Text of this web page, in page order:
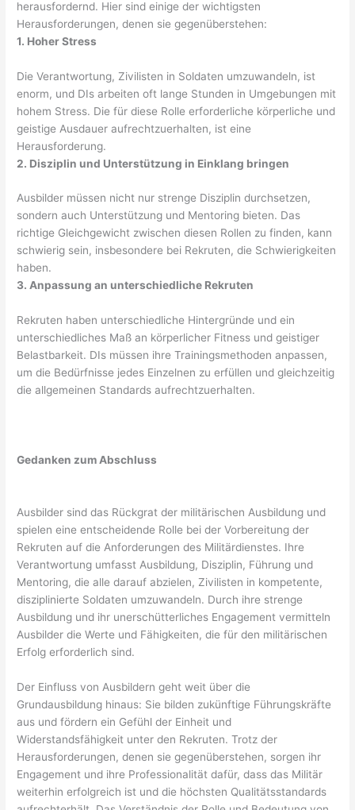
herausfordernd. Hier sind einige der wichtigsten
Herausforderungen, denen sie gegenüberstehen:
1. Hoher Stress
Die Verantwortung, Zivilisten in Soldaten umzuwandeln, ist
enorm, und DIs arbeiten oft lange Stunden in Umgebungen mit
hohem Stress. Die für diese Rolle erforderliche körperliche und
geistige Ausdauer aufrechtzuerhalten, ist eine
Herausforderung.
2. Disziplin und Unterstützung in Einklang bringen
Ausbilder müssen nicht nur strenge Disziplin durchsetzen,
sondern auch Unterstützung und Mentoring bieten. Das
richtige Gleichgewicht zwischen diesen Rollen zu finden, kann
schwierig sein, insbesondere bei Rekruten, die Schwierigkeiten
haben.
3. Anpassung an unterschiedliche Rekruten
Rekruten haben unterschiedliche Hintergründe und ein
unterschiedliches Maß an körperlicher Fitness und geistiger
Belastbarkeit. DIs müssen ihre Trainingsmethoden anpassen,
um die Bedürfnisse jedes Einzelnen zu erfüllen und gleichzeitig
die allgemeinen Standards aufrechtzuerhalten.
Gedanken zum Abschluss
Ausbilder sind das Rückgrat der militärischen Ausbildung und
spielen eine entscheidende Rolle bei der Vorbereitung der
Rekruten auf die Anforderungen des Militärdienstes. Ihre
Verantwortung umfasst Ausbildung, Disziplin, Führung und
Mentoring, die alle darauf abzielen, Zivilisten in kompetente,
disziplinierte Soldaten umzuwandeln. Durch ihre strenge
Ausbildung und ihr unerschütterliches Engagement vermitteln
Ausbilder die Werte und Fähigkeiten, die für den militärischen
Erfolg erforderlich sind.
Der Einfluss von Ausbildern geht weit über die
Grundausbildung hinaus: Sie bilden zukünftige Führungskräfte
aus und fördern ein Gefühl der Einheit und
Widerstandsfähigkeit unter den Rekruten. Trotz der
Herausforderungen, denen sie gegenüberstehen, sorgen ihr
Engagement und ihre Professionalität dafür, dass das Militär
weiterhin erfolgreich ist und die höchsten Qualitätsstandards